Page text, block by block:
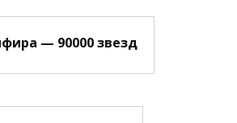
— 90000 звезд